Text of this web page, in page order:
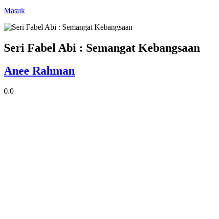
Masuk
Seri Fabel Abi : Semangat Kebangsaan
Anee Rahman
0.0